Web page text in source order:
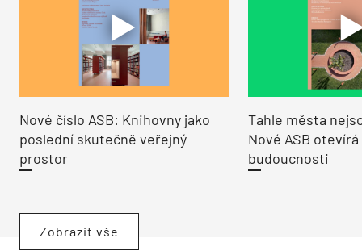
Nové číslo ASB: Knihovny jako
poslední skutečně veřejný
prostor
Tahle města
Nové ASB
budoucnosti
Zobrazit vše